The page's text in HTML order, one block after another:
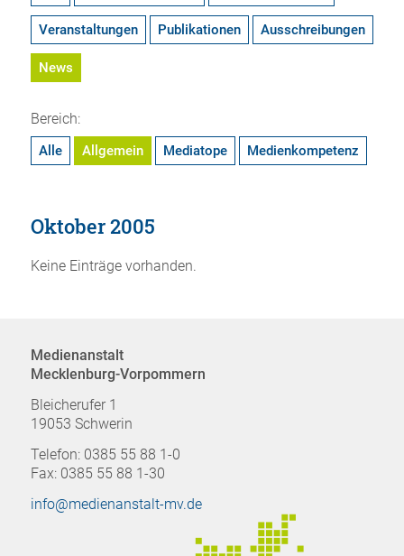
Veranstaltungen Publikationen Ausschreibungen
News
Bereich:
Alle Allgemein Mediatope Medienkompetenz
Oktober 2005
Keine Einträge vorhanden.
Medienanstalt
Mecklenburg-Vorpommern
Bleicherufer 1
19053 Schwerin
Telefon: 0385 55 88 1-0
Fax: 0385 55 88 1-30
info@medienanstalt-mv.de